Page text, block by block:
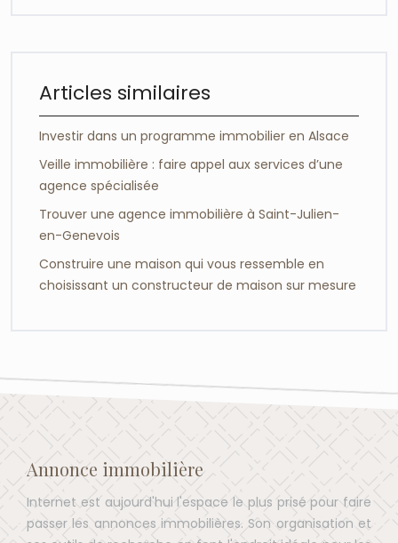
Articles similaires
Investir dans un programme immobilier en Alsace
Veille immobilière : faire appel aux services d’une
agence spécialisée
Trouver une agence immobilière à Saint-Julien-
en-Genevois
Construire une maison qui vous ressemble en
choisissant un constructeur de maison sur mesure
Annonce immobilière
Internet est aujourd'hui l'espace le plus prisé pour faire
passer les annonces immobilières. Son organisation et